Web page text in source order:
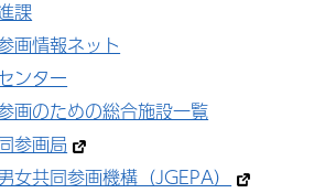
課
画情報ネット
ンター
画のための総合施設一覧
参画局
女共同参画機構（JGEPA）